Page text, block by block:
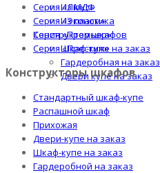
Из МДФ
Из пластика
Конструктор шкафов
Шкаф-купе на заказ
Гардеробная на заказ
Двери купе на заказ
Серия «Люкс»
Серия «Эконом»
Серия «Премьер»
Серия «Престиж»
Конструкторы шкафов
Стандартный шкаф-купе
Распашной шкаф
Прихожая
Двери-купе на заказ
Шкаф-купе на заказ
Гардеробной на заказ